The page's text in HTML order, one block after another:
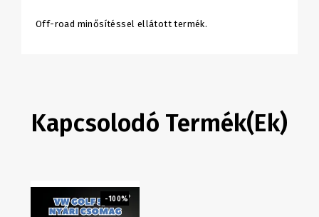
Off-road minősítéssel ellátott termék.
Kapcsolodó Termék(ek)
-100%